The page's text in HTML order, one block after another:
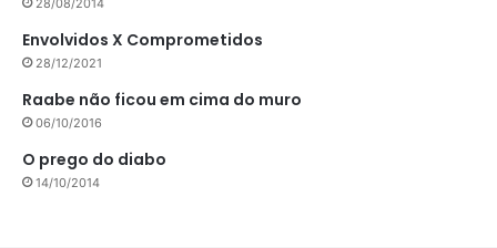
28/08/2014
Envolvidos X Comprometidos
28/12/2021
Raabe não ficou em cima do muro
06/10/2016
O prego do diabo
14/10/2014